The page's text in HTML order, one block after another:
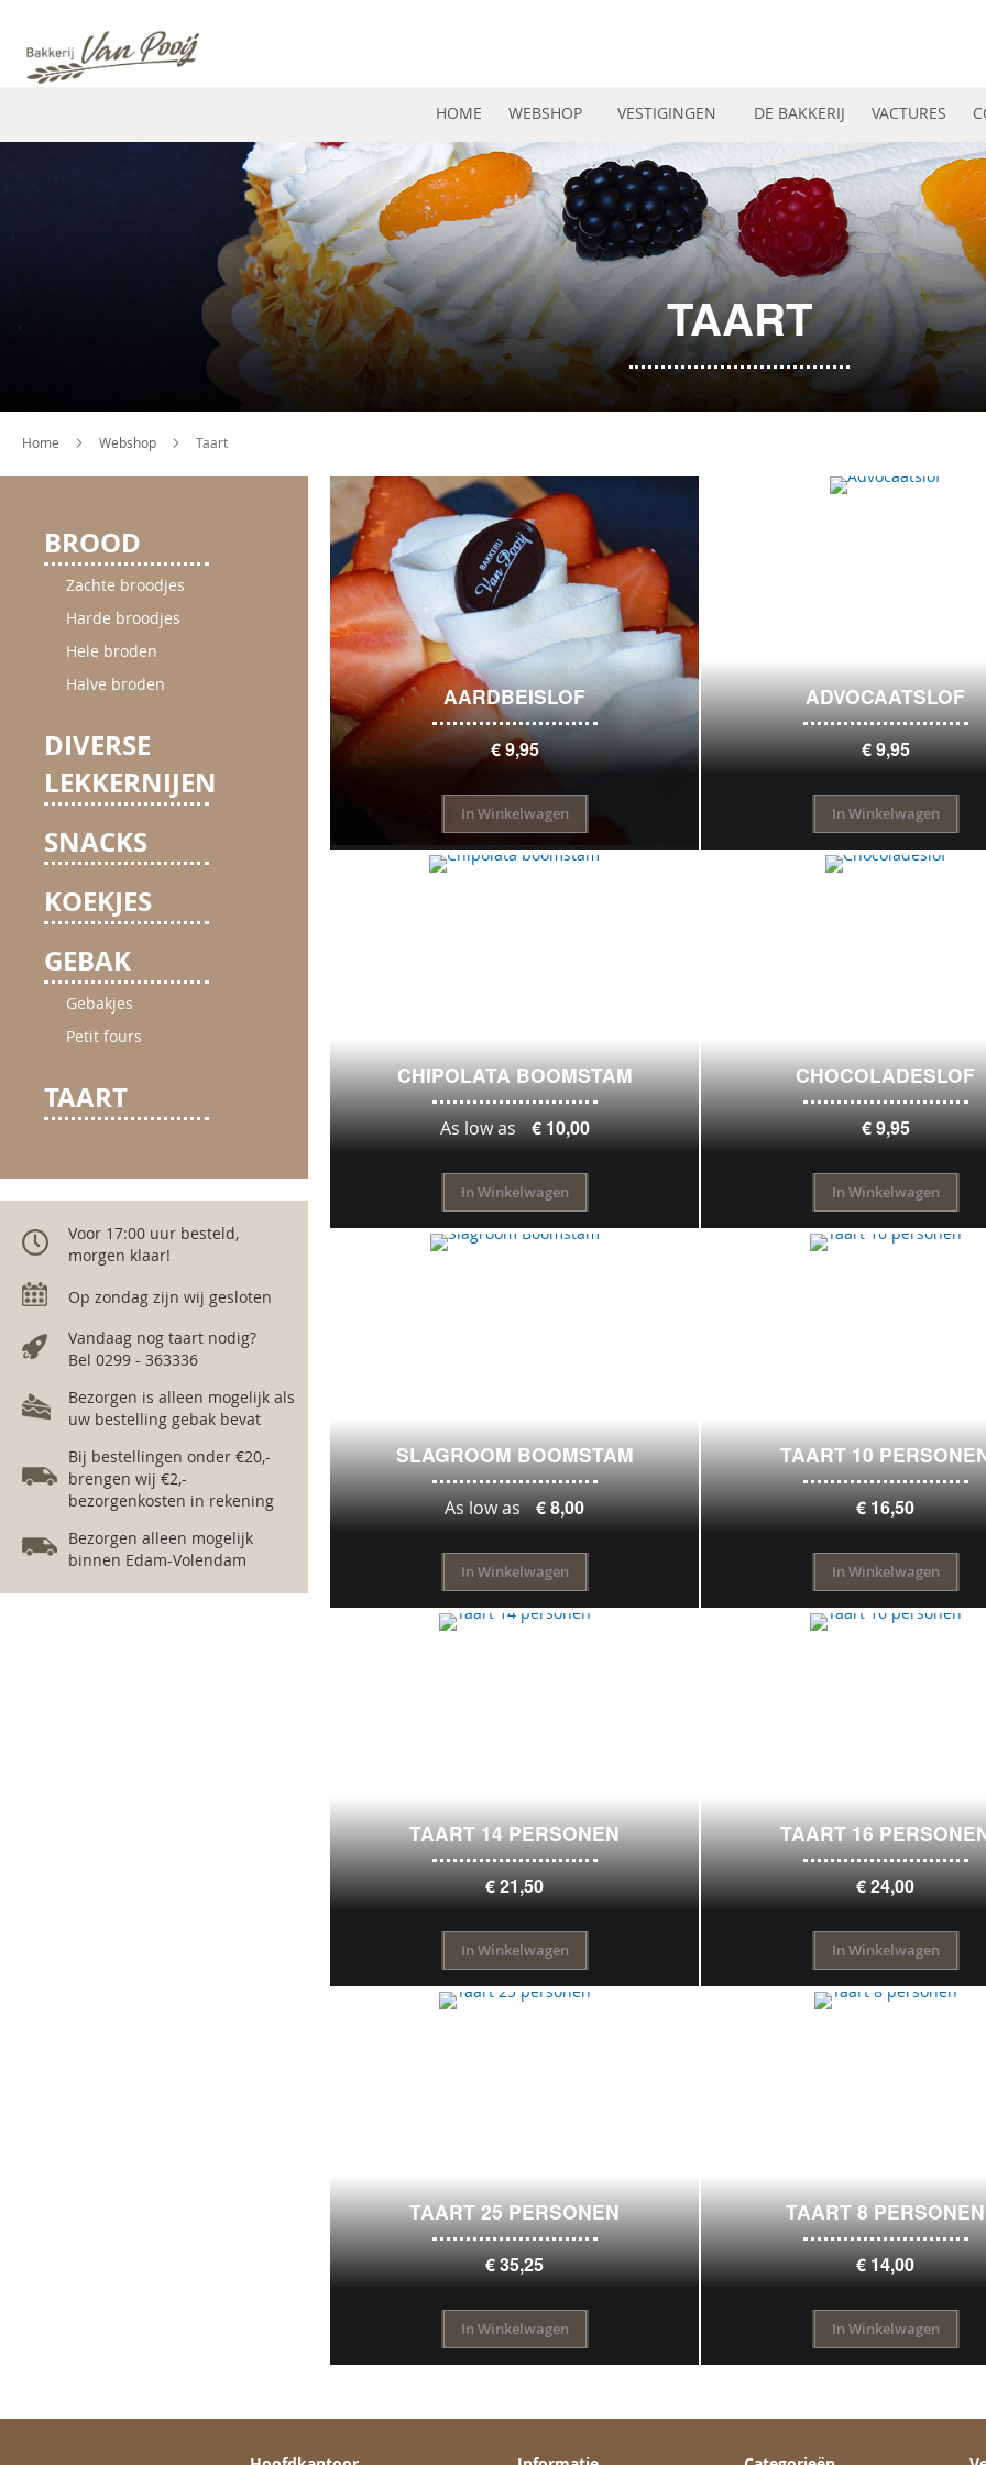
HOME
WEBSHOP VESTIGINGEN DE BAKKERIJ VACTURES
TAART
Home Webshop Taart
AARDBEISLOF
€ 9,95
In Winkelwagen
ADVOCAATSLOF
€ 9,95
In Winkelwagen
CHIPOLATA BOOMSTAM
As low as € 10,00
In Winkelwagen
CHOCOLADESLOF
€ 9,95
In Winkelwagen
SLAGROOM BOOMSTAM
As low as € 8,00
In Winkelwagen
TAART 10
€ 16,50
In Winkelwagen
TAART 14 PERSONEN
€ 21,50
In Winkelwagen
TAART 16
€ 24,00
In Winkelwagen
TAART 25 PERSONEN
€ 35,25
In Winkelwagen
TAART 8 PERSONEN
€ 14,00
In Winkelwagen
BROOD
Zachte broodjes
Harde broodjes
Hele broden
Halve broden
DIVERSE
LEKKERNIJEN
SNACKS
KOEKJES
GEBAK
Gebakjes
Petit fours
TAART
Voor 17:00 uur besteld,
morgen klaar!
Op zondag zijn wij gesloten
Vandaag nog taart nodig?
Bel 0299 - 363336
Bezorgen is alleen mogelijk als
uw bestelling gebak bevat
Bij bestellingen onder €20,-
brengen wij €2,-
bezorgenkosten in rekening
Bezorgen alleen mogelijk
binnen Edam-Volendam